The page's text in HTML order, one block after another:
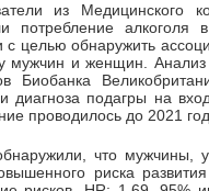
из Медицинского
потребление
с целью обнаружить
мужчин и женщин.
Биобанка
диагноза подагры на
проводилось до 2021
что мужчины,
риска